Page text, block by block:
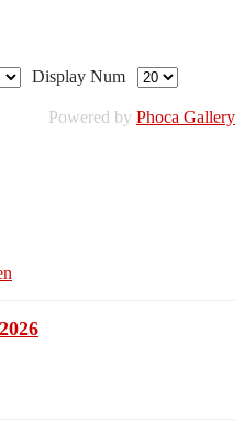
Display Num
Powered by Phoca Gallery